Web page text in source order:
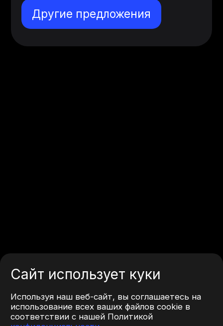
Сайт использует куки
Используя наш веб-сайт, вы соглашаетесь на
использование всех ваших файлов cookie в
соответствии с нашей Политикой
Другие предложения